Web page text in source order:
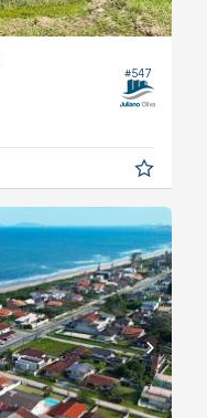
#547